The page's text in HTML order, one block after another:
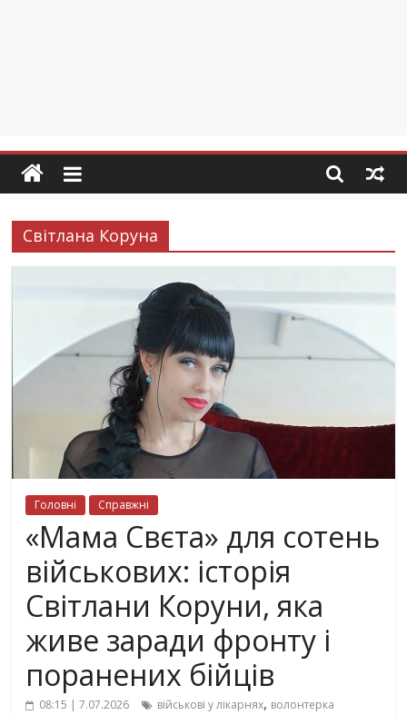
Світлана Коруна
Головні Справжні
«Мама Свєта» для сотень
військових: історія
Світлани Коруни, яка
живе заради фронту і
поранених бійців
08:15 | 7.07.2026 військові у лікарнях, волонтерка